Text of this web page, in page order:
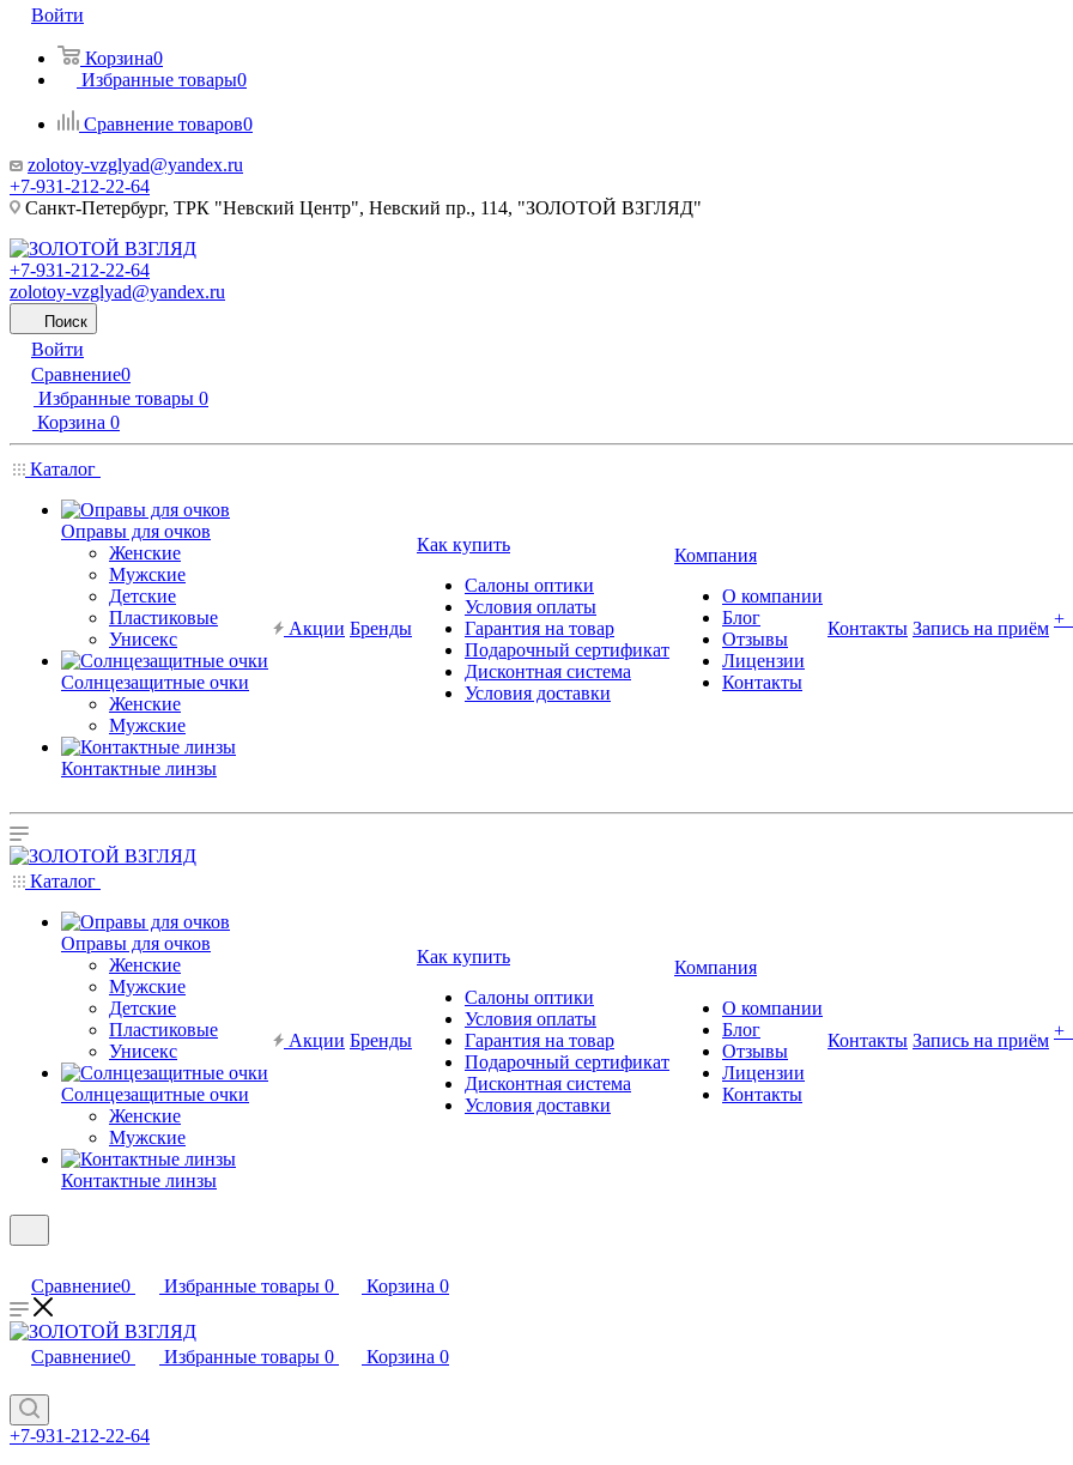
Войти
Корзина0
Избранные товары0
Сравнение товаров0
zolotoy-vzglyad@yandex.ru
+7-931-212-22-64
Санкт-Петербург, ТРК "Невский Центр", Невский пр., 114, "ЗОЛОТОЙ ВЗГЛЯД"
+7-931-212-22-64
zolotoy-vzglyad@yandex.ru
Поиск
Войти
Сравнение0
Избранные товары 0
Корзина 0
Каталог
Оправы для очков
Женские
Мужские
Детские
Пластиковые
Унисекс
Солнцезащитные очки
Женские
Мужские
Контактные линзы
Акции Бренды
Как купить
Салоны оптики
Условия оплаты
Гарантия на товар
Подарочный сертификат
Дисконтная система
Условия доставки
Компания
О компании
Блог
Отзывы
Лицензии
Контакты
Контакты Запись на приём +
Каталог
Оправы для очков
Женские
Мужские
Детские
Пластиковые
Унисекс
Солнцезащитные очки
Женские
Мужские
Контактные линзы
Акции Бренды
Как купить
Салоны оптики
Условия оплаты
Гарантия на товар
Подарочный сертификат
Дисконтная система
Условия доставки
Компания
О компании
Блог
Отзывы
Лицензии
Контакты
Контакты Запись на приём +
Сравнение0 Избранные товары 0 Корзина 0
Сравнение0 Избранные товары 0 Корзина 0
+7-931-212-22-64